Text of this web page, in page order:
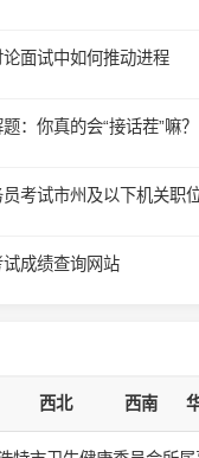
面试中如何推动进程
：你真的会“接话茬”嘛？
考试市州及以下机关职
成绩查询网站
西北 西南